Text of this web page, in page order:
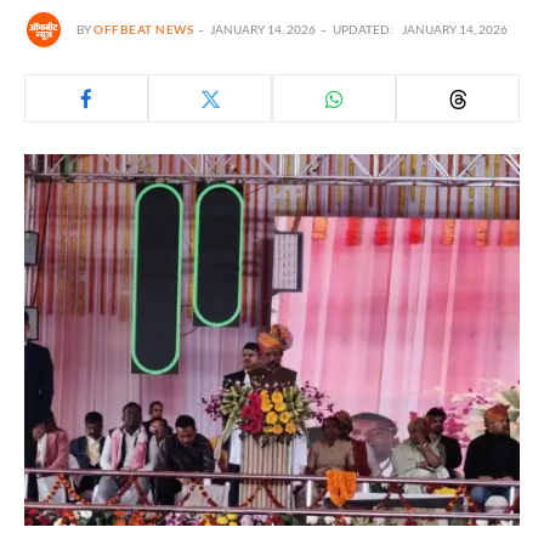
BYOFFBEAT NEWS JANUARY 14, 2026 UPDATED: JANUARY 14, 2026